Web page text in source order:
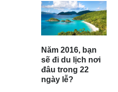
Năm 2016, bạn
sẽ đi du lịch nơi
đâu trong 22
ngày lễ?